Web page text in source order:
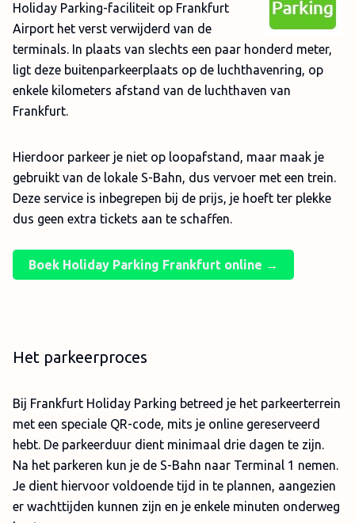
Holiday Parking-faciliteit op Frankfurt
Airport het verst verwijderd van de
terminals. In plaats van slechts een paar honderd meter,
ligt deze buitenparkeerplaats op de luchthavenring, op
enkele kilometers afstand van de luchthaven van
Frankfurt.
Hierdoor parkeer je niet op loopafstand, maar maak je
gebruikt van de lokale S-Bahn, dus vervoer met een trein.
Deze service is inbegrepen bij de prijs, je hoeft ter plekke
dus geen extra tickets aan te schaffen.
Boek Holiday Parking Frankfurt online →
Het parkeerproces
Bij Frankfurt Holiday Parking betreed je het parkeerterrein
met een speciale QR-code, mits je online gereserveerd
hebt. De parkeerduur dient minimaal drie dagen te zijn.
Na het parkeren kun je de S-Bahn naar Terminal 1 nemen.
Je dient hiervoor voldoende tijd in te plannen, aangezien
er wachttijden kunnen zijn en je enkele minuten onderweg